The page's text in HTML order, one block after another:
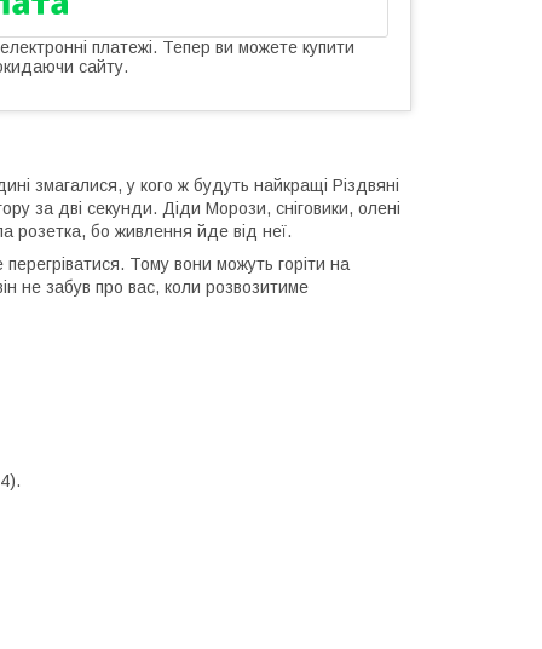
платежі. Тепер ви можете купити
сайту.
змагалися, у кого ж будуть найкращі Різдвяні
за дві секунди. Діди Морози, сніговики, олені
розетка, бо живлення йде від неї.
перегріватися. Тому вони можуть горіти на
не забув про вас, коли розвозитиме